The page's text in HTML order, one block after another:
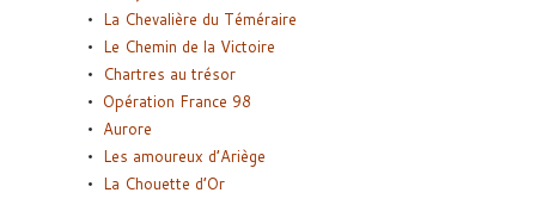
La Chevalière du Téméraire
Le Chemin de la Victoire
Chartres au trésor
Opération France 98
Aurore
Les amoureux d’Ariège
La Chouette d’Or